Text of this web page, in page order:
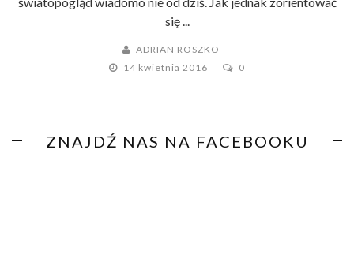
się ...
ADRIAN ROSZKO
14 kwietnia 2016
0
ZNAJDŹ NAS NA FACEBOOKU